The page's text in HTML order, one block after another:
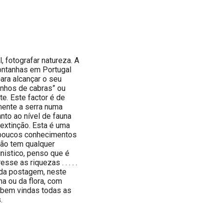
fotografar natureza. A
em Portugal
alcançar o seu
de cabras” ou
Este factor é de
a serra numa
ao nível de fauna
Esta é uma
conhecimentos
tem qualquer
penso que é
as riquezas . . . . .
postagem, neste
ou da flora, com
vindas todas as